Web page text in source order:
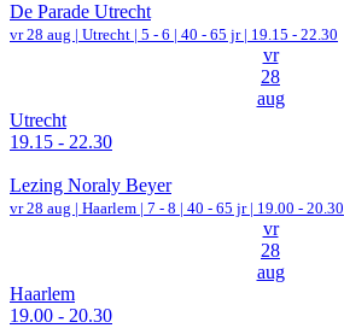
De Parade Utrecht
vr 28 aug | Utrecht | 5 - 6 | 40 - 65 jr | 19.15 - 22.30
vr
28
aug
Utrecht
19.15 - 22.30
Lezing Noraly Beyer
vr 28 aug | Haarlem | 7 - 8 | 40 - 65 jr | 19.00 - 20.30
vr
28
aug
Haarlem
19.00 - 20.30